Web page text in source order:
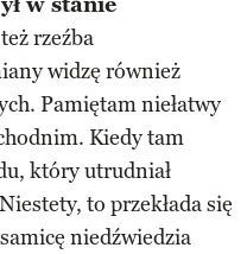
w stanie
rzeźba
widzę również
Pamiętam niełatwy
Kiedy tam
który utrudniał
to przekłada się
niedźwiedzia